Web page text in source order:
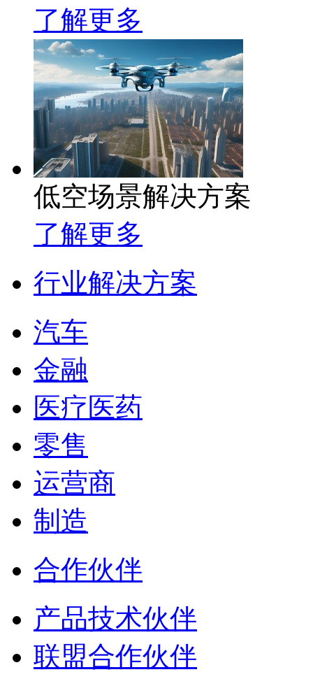
了解更多
低空场景解决方案
了解更多
行业解决方案
汽车
金融
医疗医药
零售
运营商
制造
合作伙伴
产品技术伙伴
联盟合作伙伴